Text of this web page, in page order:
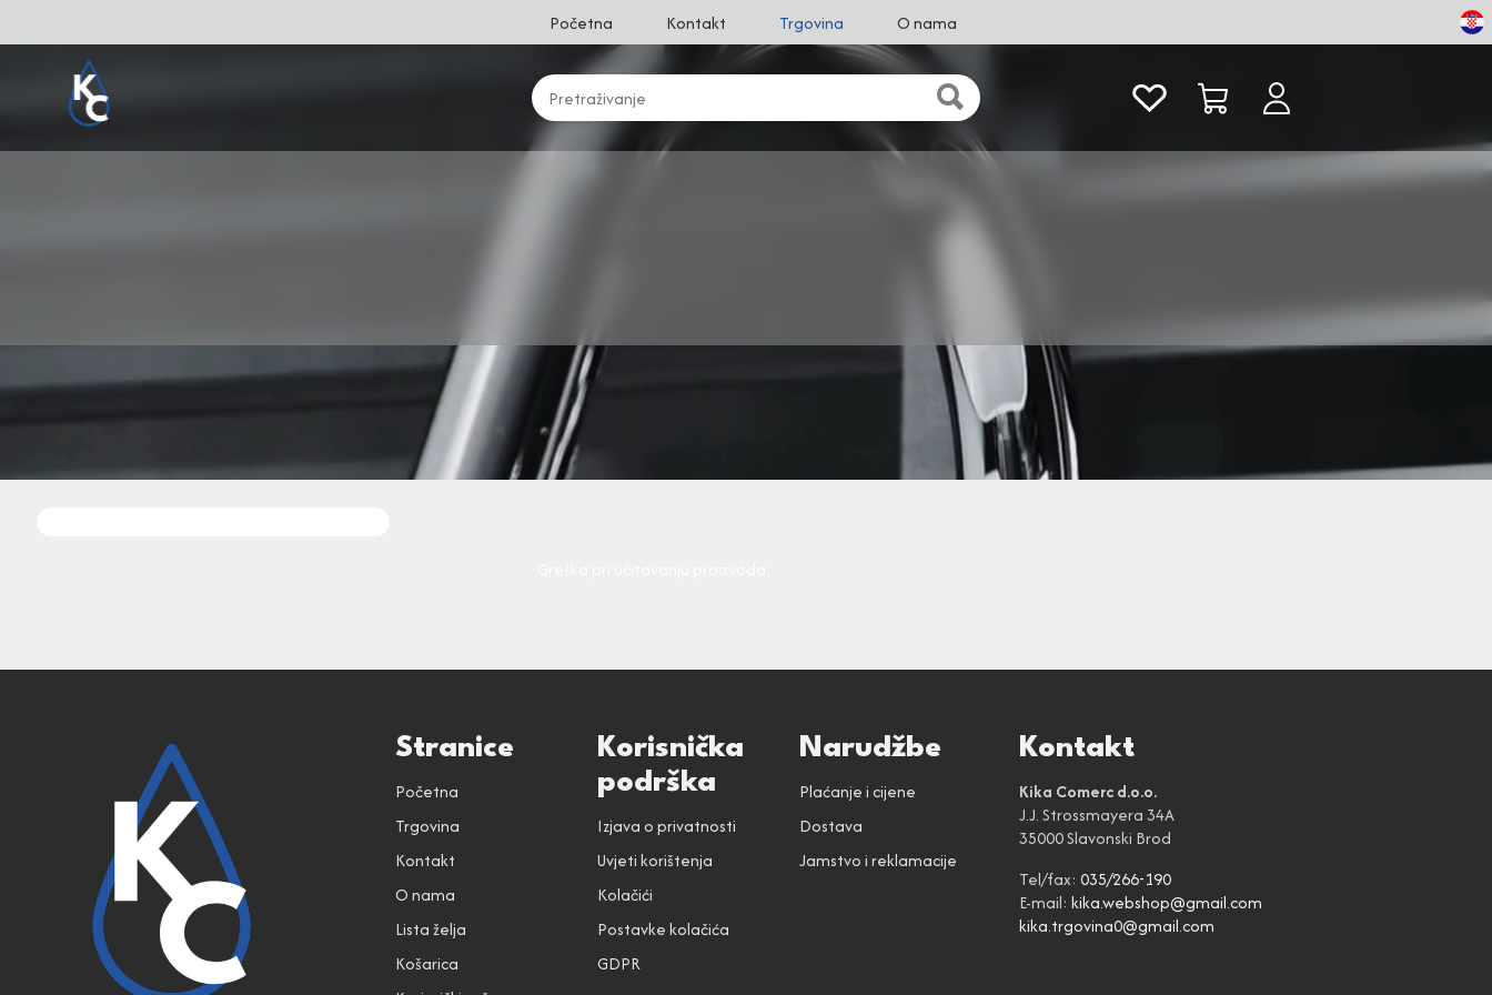
Početna Kontakt Trgovina O nama
Stranice
Početna
Trgovina
Kontakt
O nama
Lista želja
Košarica
Korisnička
podrška
Izjava o privatnosti
Uvjeti korištenja
Kolačići
Postavke kolačića
GDPR
Narudžbe
Plaćanje i cijene
Dostava
Jamstvo i reklamacije
Kontakt
Kika Comerc d.o.o.
J.J. Strossmayera 34A
35000 Slavonski Brod
Tel/fax: 035/266-190
E-mail: kika.webshop@gmail.com
kika.trgovina0@gmail.com